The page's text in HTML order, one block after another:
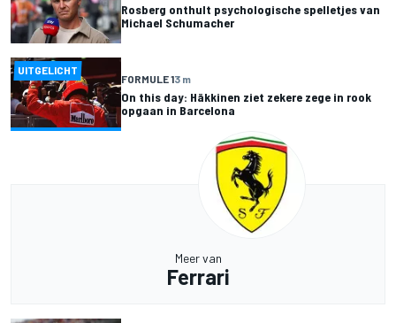
Rosberg onthult psychologische spelletjes van
Michael Schumacher
UITGELICHT
FORMULE 13 m
On this day: Häkkinen ziet zekere zege in rook
opgaan in Barcelona
Meer van
Ferrari